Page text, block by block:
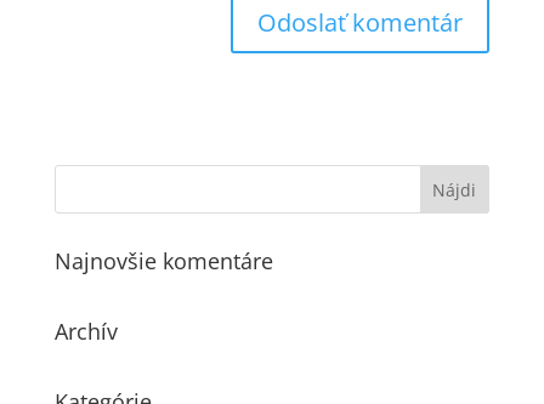
Najnovšie komentáre
Archív